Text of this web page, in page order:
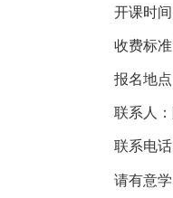
开课时间
收费标
报名地
联系人
联系电话
请有意